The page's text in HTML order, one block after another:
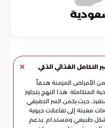
التكامل الغذائي الذكي
من الأمراض المزمنة هدفاً
المتكاملة. هذا النهج يتجاوز
حيث يكمن السر الحقيقي
معينة إلى تفاعلات حيوية
طبيعي ومستدام. يدعم